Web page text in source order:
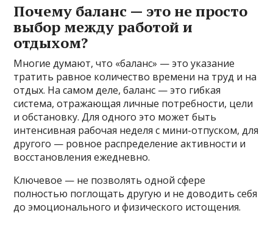
Почему баланс — это не просто
выбор между работой и
отдыхом?
Многие думают, что «баланс» — это указание
тратить равное количество времени на труд и на
отдых. На самом деле, баланс — это гибкая
система, отражающая личные потребности, цели
и обстановку. Для одного это может быть
интенсивная рабочая неделя с мини-отпуском, для
другого — ровное распределение активности и
восстановления ежедневно.
Ключевое — не позволять одной сфере
полностью поглощать другую и не доводить себя
до эмоционального и физического истощения.